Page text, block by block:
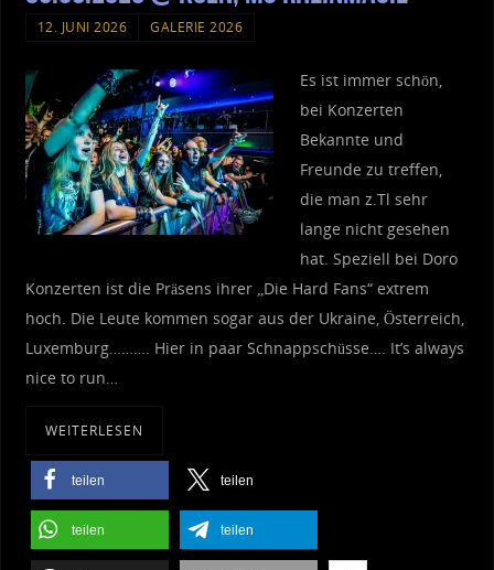
12. JUNI 2026 GALERIE 2026
Es ist immer schön,
bei Konzerten
Bekannte und
Freunde zu treffen,
die man z.Tl sehr
lange nicht gesehen
hat. Speziell bei Doro
Konzerten ist die Präsens ihrer „Die Hard Fans“ extrem
hoch. Die Leute kommen sogar aus der Ukraine, Österreich,
Luxemburg………. Hier in paar Schnappschüsse…. It’s always
nice to run…
WEITERLESEN
teilen teilen
teilen teilen